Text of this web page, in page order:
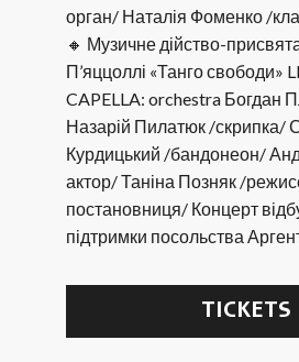
орган/ Наталія Фоменко /
🔸 Музичне дійство-
П’яццоллі «Танго свободи»
CAPELLA: orchestra Богдан
Назарій Пилатюк /скрипка/
Курдицький /бандонеон/
актор/ Таніна Позняк /
постановниця/ Концерт
підтримки посольства
TICKETS